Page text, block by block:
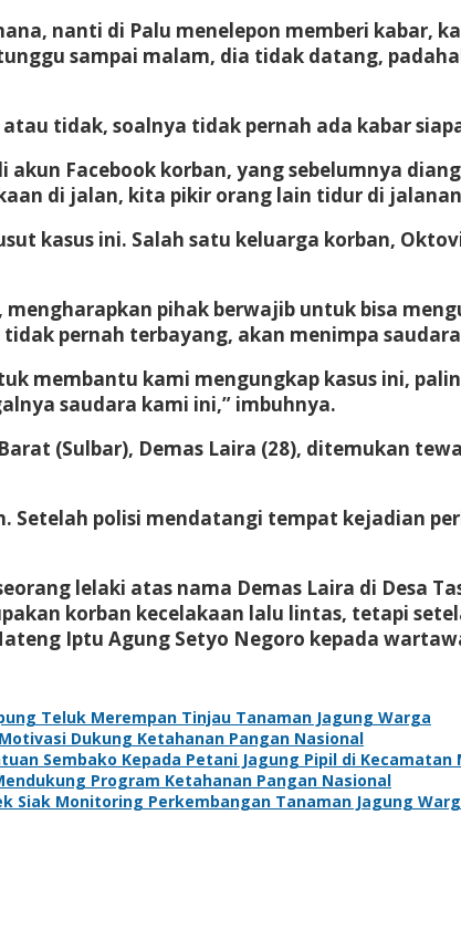
nanti di Palu menelepon memberi kabar,
sampai malam, dia tidak datang,
tidak, soalnya tidak pernah ada kabar
Facebook korban, yang sebelumnya
di jalan, kita pikir orang lain tidur di
kasus ini. Salah satu keluarga korban,
pihak berwajib untuk bisa
pernah terbayang, akan menimpa
membantu kami mengungkap kasus ini,
saudara kami ini,” imbuhnya.
(Sulbar), Demas Laira (28), ditemukan
Setelah polisi mendatangi tempat kejadian
lelaki atas nama Demas Laira di Desa
korban kecelakaan lalu lintas, tetapi
Iptu Agung Setyo Negoro kepada
Teluk Merempan Tinjau Tanaman Jagung Warga
Dukung Ketahanan Pangan Nasional
Sembako Kepada Petani Jagung Pipil di Kecamatan
Program Ketahanan Pangan Nasional
Siak Monitoring Perkembangan Tanaman Jagung